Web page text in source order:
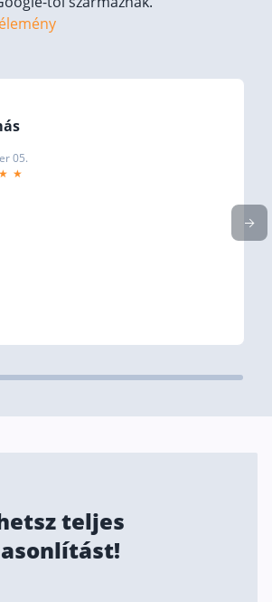
Részvény vásárlás
Befektetési alapok
Lakáshitel
Babaváró hitel
05.
teljes